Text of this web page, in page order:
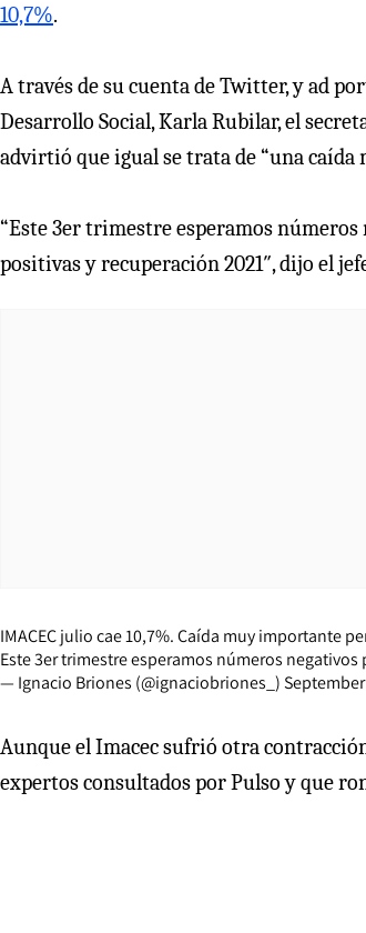
10,7%.
A través de su cuenta de Twitter, y ad
Desarrollo Social, Karla Rubilar, el
advirtió que igual se trata de “una caída
“Este 3er trimestre esperamos
positivas y recuperación 2021″, dijo el
IMACEC julio cae 10,7%. Caída muy importante
Este 3er trimestre esperamos números
— Ignacio Briones (@ignaciobriones_)
Aunque el Imacec sufrió otra
expertos consultados por Pulso y que